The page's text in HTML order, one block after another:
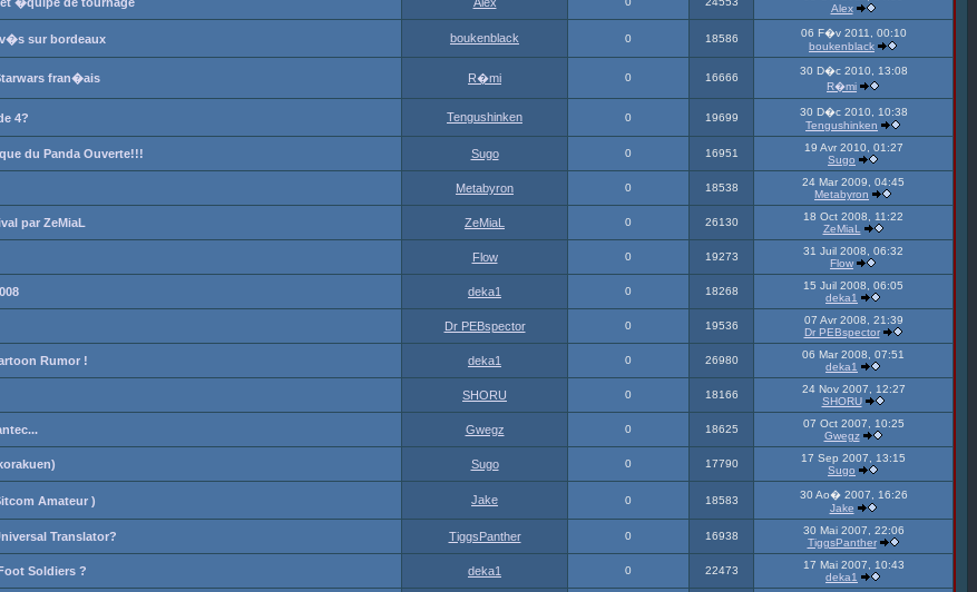
Alex
sur bordeaux boukenblack 0 18586
06 F�v 2011, 00:10
boukenblack
fran�ais R�mi 0 16666
30 D�c 2010, 13:08
R�mi
4? Tengushinken 0 19699
30 D�c 2010, 10:38
Tengushinken
du Panda Ouverte!!! Sugo 0 16951
19 Avr 2010, 01:27
Sugo
Metabyron 0 18538
24 Mar 2009, 04:45
Metabyron
par ZeMiaL ZeMiaL 0 26130
18 Oct 2008, 11:22
ZeMiaL
Flow 0 19273
31 Juil 2008, 06:32
Flow
deka1 0 18268
15 Juil 2008, 06:05
deka1
Dr PEBspector 0 19536
07 Avr 2008, 21:39
Dr PEBspector
Rumor ! deka1 0 26980
06 Mar 2008, 07:51
deka1
SHORU 0 18166
24 Nov 2007, 12:27
SHORU
Gwegz 0 18625
07 Oct 2007, 10:25
Gwegz
Sugo 0 17790
17 Sep 2007, 13:15
Sugo
Amateur ) Jake 0 18583
30 Ao� 2007, 16:26
Jake
Translator? TiggsPanther 0 16938
30 Mai 2007, 22:06
TiggsPanther
Soldiers ? deka1 0 22473
17 Mai 2007, 10:43
deka1